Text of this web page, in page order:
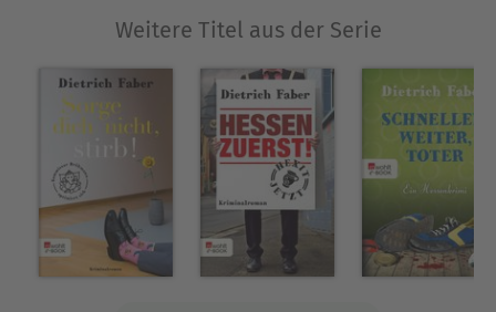
Weitere Titel aus der Serie